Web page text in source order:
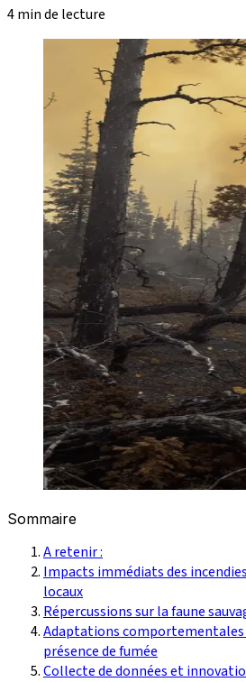
4 min de lecture
Sommaire
A retenir :
Impacts immédiats des
locaux
Répercussions sur la faune
Adaptations comportementales
présence de fumée
Collecte de données et